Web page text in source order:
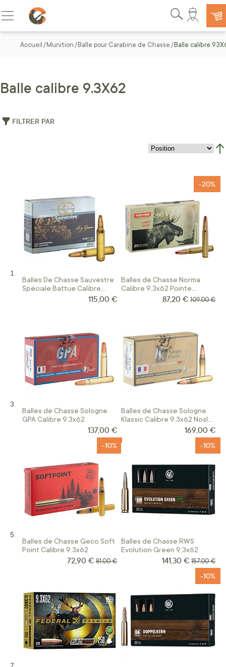
Allez au contenu
Basculer la navigation
Rechercher
Accueil Munition Balle pour Carabine de Chasse Balle calibre
Balle calibre 9.3X62
FILTRER PAR
Balles De Chasse Sauvestre
Spéciale Battue Calibre
115,00 €
Balles de Chasse Norma
Calibre 9,3x62 Pointe
-20%
Prix Spécial
87,20 € Prix normal
109,00 €
Balles de Chasse Sologne
GPA Calibre 9.3x62
137,00 €
Balles de Chasse Sologne
Klassic Calibre 9.3x62 Nosler
169,00 €
Balles de Chasse Geco Soft
Point Calibre 9.3x62
-10%
Prix Spécial
72,90 € Prix normal
81,00 €
Balles de Chasse RWS
Evolution Green 9.3x62
-10%
Prix Spécial
141,30 € Prix normal
157,00 €
-10%